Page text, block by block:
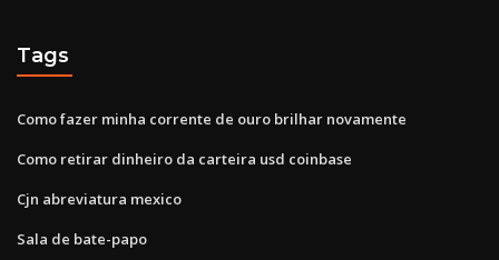
Tags
Como fazer minha corrente de ouro brilhar novamente
Como retirar dinheiro da carteira usd coinbase
Cjn abreviatura mexico
Sala de bate-papo